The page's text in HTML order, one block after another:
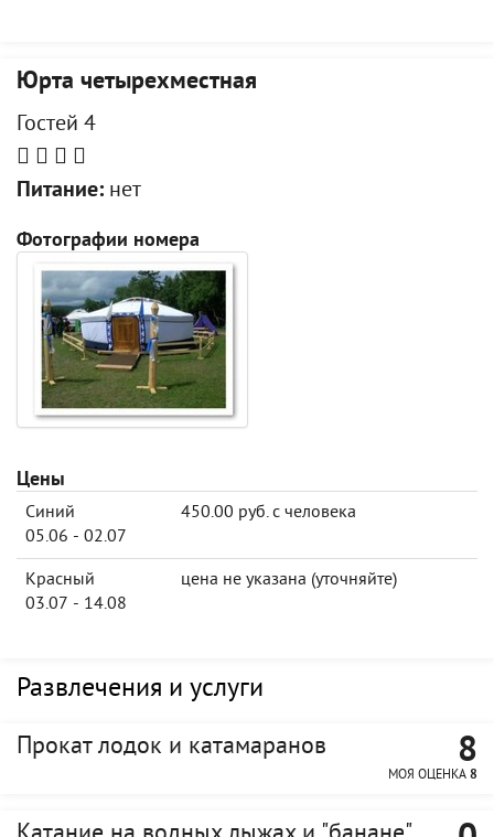
Юрта четырехместная
Гостей 4
Питание: нет
Фотографии номера
Цены
Синий
05.06 - 02.07
450.00 руб. с человека
Красный
03.07 - 14.08
цена не указана (уточняйте)
Развлечения и услуги
Прокат лодок и катамаранов 8
МОЯ ОЦЕНКА 8